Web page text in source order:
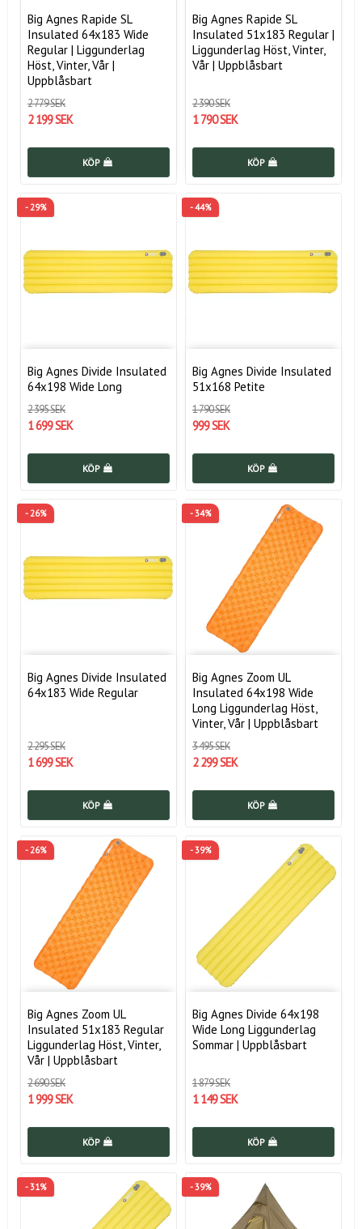
Big Agnes Rapide SL
Insulated 64x183 Wide
Regular | Liggunderlag
Höst, Vinter, Vår |
Uppblåsbart
2 779 SEK
2 199 SEK
KÖP
Big Agnes Rapide SL
Insulated 51x183 Regular |
Liggunderlag Höst, Vinter,
Vår | Uppblåsbart
2 390 SEK
1 790 SEK
KÖP
- 29%
Big Agnes Divide Insulated
64x198 Wide Long
2 395 SEK
1 699 SEK
KÖP
- 44%
Big Agnes Divide Insulated
51x168 Petite
1 790 SEK
999 SEK
KÖP
- 26%
Big Agnes Divide Insulated
64x183 Wide Regular
2 295 SEK
1 699 SEK
KÖP
- 34%
Big Agnes Zoom UL
Insulated 64x198 Wide
Long Liggunderlag Höst,
Vinter, Vår | Uppblåsbart
3 495 SEK
2 299 SEK
KÖP
- 26%
Big Agnes Zoom UL
Insulated 51x183 Regular
Liggunderlag Höst, Vinter,
Vår | Uppblåsbart
2 690 SEK
1 999 SEK
KÖP
- 39%
Big Agnes Divide 64x198
Wide Long Liggunderlag
Sommar | Uppblåsbart
1 879 SEK
1 149 SEK
KÖP
- 31% - 39%